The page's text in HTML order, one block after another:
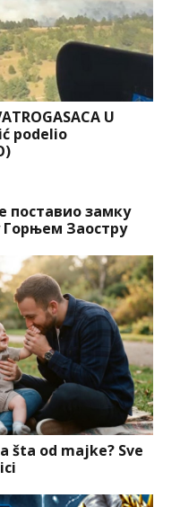
U
podelio
поставио замку
Заостру
šta od majke? Sve